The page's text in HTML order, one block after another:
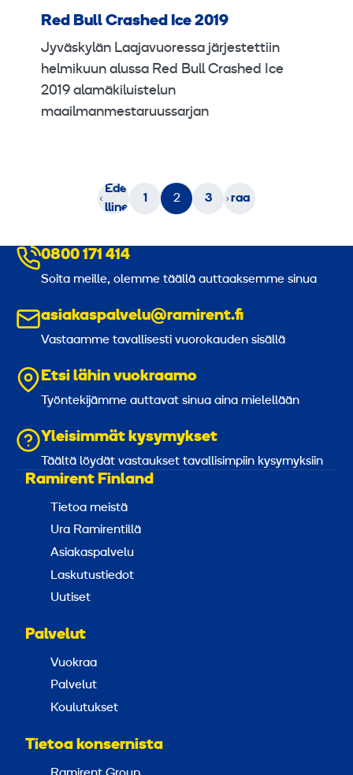
Red Bull Crashed Ice 2019
Jyväskylän Laajavuoressa järjestettiin
helmikuun alussa Red Bull Crashed Ice
2019 alamäkiluistelun
maailmanmestaruussarjan
Ede
lline
1 2 3
raa
0800 171 414
Soita meille, olemme täällä auttaaksemme sinua
asiakaspalvelu@ramirent.fi
Vastaamme tavallisesti vuorokauden sisällä
Etsi lähin vuokraamo
Työntekijämme auttavat sinua aina mielellään
Yleisimmät kysymykset
Täältä löydät vastaukset tavallisimpiin kysymyksiin
Ramirent Finland
Tietoa meistä
Ura Ramirentillä
Asiakaspalvelu
Laskutustiedot
Uutiset
Palvelut
Vuokraa
Palvelut
Koulutukset
Tietoa konsernista